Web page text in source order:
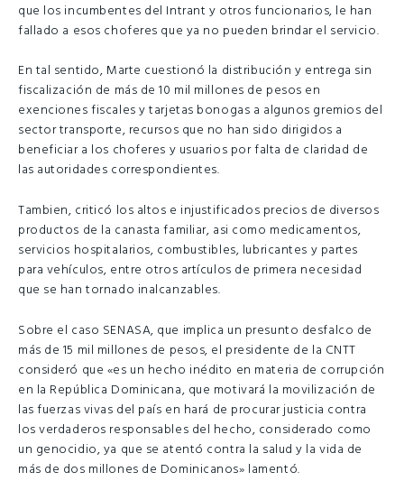
que los incumbentes del Intrant y otros funcionarios, le han
fallado a esos choferes que ya no pueden brindar el servicio.
En tal sentido, Marte cuestionó la distribución y entrega sin
fiscalización de más de 10 mil millones de pesos en
exenciones fiscales y tarjetas bonogas a algunos gremios del
sector transporte, recursos que no han sido dirigidos a
beneficiar a los choferes y usuarios por falta de claridad de
las autoridades correspondientes.
Tambien, criticó los altos e injustificados precios de diversos
productos de la canasta familiar, asi como medicamentos,
servicios hospitalarios, combustibles, lubricantes y partes
para vehículos, entre otros artículos de primera necesidad
que se han tornado inalcanzables.
Sobre el caso SENASA, que implica un presunto desfalco de
más de 15 mil millones de pesos, el presidente de la CNTT
consideró que «es un hecho inédito en materia de corrupción
en la República Dominicana, que motivará la movilización de
las fuerzas vivas del país en hará de procurar justicia contra
los verdaderos responsables del hecho, considerado como
un genocidio, ya que se atentó contra la salud y la vida de
más de dos millones de Dominicanos» lamentó.